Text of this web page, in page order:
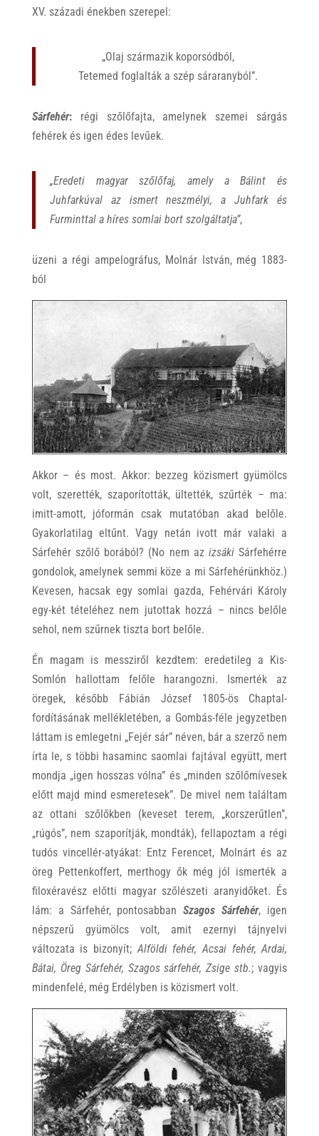
XV. századi énekben szerepel:
„Olaj származik koporsódból,
Tetemed foglalták a szép sáraranyból”.
Sárfehér:régi szőlőfajta, amelynek szemei sárgás
fehérek és igen édes levűek.
„Eredeti magyar szőlőfaj, amely a Bálint és
Juhfarkúval az ismert neszmélyi, a Juhfark és
Furminttal a híres somlai bort szolgáltatja”,
üzeni a régi ampelográfus, Molnár István, még 1883-
ból
Akkor – és most. Akkor: bezzeg közismert gyümölcs
volt, szerették, szaporították, ültették, szűrték – ma:
imitt-amott, jóformán csak mutatóban akad belőle.
Gyakorlatilag eltűnt. Vagy netán ivott már valaki a
Sárfehér szőlő borából? (No nem az izsáki Sárfehérre
gondolok, amelynek semmi köze a mi Sárfehérünkhöz.)
Kevesen, hacsak egy somlai gazda, Fehérvári Károly
egy-két tételéhez nem jutottak hozzá – nincs belőle
sehol, nem szűrnek tiszta bort belőle.
Én magam is messziről kezdtem: eredetileg a Kis-
Somlón hallottam felőle harangozni. Ismerték az
öregek, később Fábián József 1805-ös Chaptal-
fordításának mellékletében, a Gombás-féle jegyzetben
láttam is emlegetni „Fejér sár” néven, bár a szerző nem
írta le, s többi hasaminc saomlai fajtával együtt, mert
mondja „igen hosszas vólna” és „minden szőlőmívesek
előtt majd mind esmeretesek”. De mivel nem találtam
az ottani szőlőkben (keveset terem, „korszerűtlen”,
„rúgós”, nem szaporítják, mondták), fellapoztam a régi
tudós vincellér-atyákat: Entz Ferencet, Molnárt és az
öreg Pettenkoffert, merthogy ők még jól ismerték a
filoxéravész előtti magyar szőlészeti aranyidőket. És
lám: a Sárfehér, pontosabbanSzagos Sárfehér, igen
népszerű gyümölcs volt, amit ezernyi tájnyelvi
változata is bizonyít;Alföldi fehér, Acsai fehér, Ardai,
Bátai, Öreg Sárfehér, Szagos sárfehér, Zsige stb.; vagyis
mindenfelé, még Erdélyben is közismert volt.